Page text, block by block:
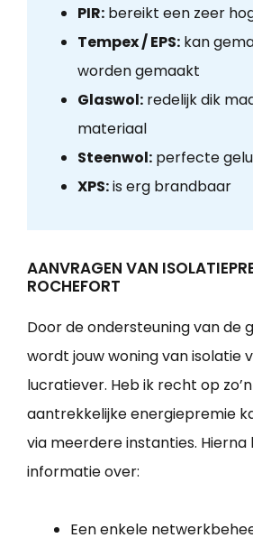
PIR:bereikt een zeer
Tempex / EPS:kan
worden gemaakt
Glaswol:redelijk dik
materiaal
Steenwol:perfecte
XPS:is erg brandbaar
AANVRAGEN VAN
ROCHEFORT
Door de ondersteuning van de
wordt jouw woning van isolatie
lucratiever. Heb ik recht op
aantrekkelijke energiepremie
via meerdere instanties. Hierna
informatie over:
Een enkele